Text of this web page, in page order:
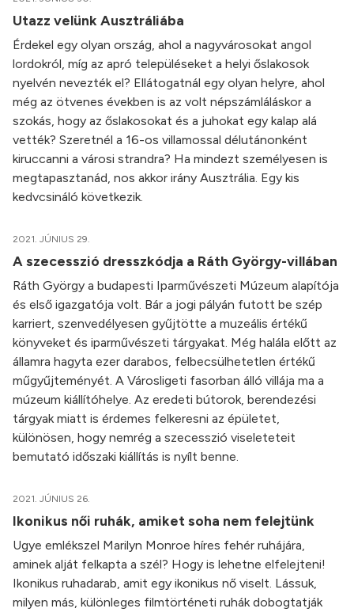
Utazz velünk Ausztráliába
Érdekel egy olyan ország, ahol a nagyvárosokat angol
lordokról, míg az apró településeket a helyi őslakosok
nyelvén nevezték el? Ellátogatnál egy olyan helyre, ahol
még az ötvenes években is az volt népszámláláskor a
szokás, hogy az őslakosokat és a juhokat egy kalap alá
vették? Szeretnél a 16-os villamossal délutánonként
kiruccanni a városi strandra? Ha mindezt személyesen is
megtapasztanád, nos akkor irány Ausztrália. Egy kis
kedvcsináló következik.
2021. JÚNIUS 29.
A szecesszió dresszkódja a Ráth György-villában
Ráth György a budapesti Iparművészeti Múzeum alapítója
és első igazgatója volt. Bár a jogi pályán futott be szép
karriert, szenvedélyesen gyűjtötte a muzeális értékű
könyveket és iparművészeti tárgyakat. Még halála előtt az
államra hagyta ezer darabos, felbecsülhetetlen értékű
műgyűjteményét. A Városligeti fasorban álló villája ma a
múzeum kiállítóhelye. Az eredeti bútorok, berendezési
tárgyak miatt is érdemes felkeresni az épületet,
különösen, hogy nemrég a szecesszió viseleteteit
bemutató időszaki kiállítás is nyílt benne.
2021. JÚNIUS 26.
Ikonikus női ruhák, amiket soha nem felejtünk
Ugye emlékszel Marilyn Monroe híres fehér ruhájára,
aminek alját felkapta a szél? Hogy is lehetne elfelejteni!
Ikonikus ruhadarab, amit egy ikonikus nő viselt. Lássuk,
milyen más, különleges filmtörténeti ruhák dobogtatják